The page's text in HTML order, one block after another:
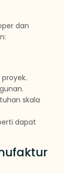
dan
skala
dapat